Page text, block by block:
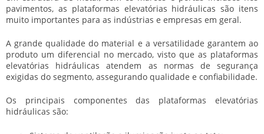
pavimentos, as plataformas elevatórias hidráulicas são itens
muito importantes para as indústrias e empresas em geral.
A grande qualidade do material e a versatilidade garantem ao
produto um diferencial no mercado, visto que as plataformas
elevatórias hidráulicas atendem as normas de segurança
exigidas do segmento, assegurando qualidade e confiabilidade.
Os principais componentes das plataformas elevatórias
hidráulicas são: